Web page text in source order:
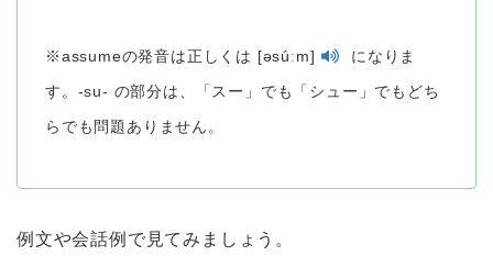
※assumeの発音は正しくは [əsúːm]
になりま
す。-su- の部分は、「スー」でも「シュー」でもどち
らでも問題ありません。
例文や会話例で見てみましょう。